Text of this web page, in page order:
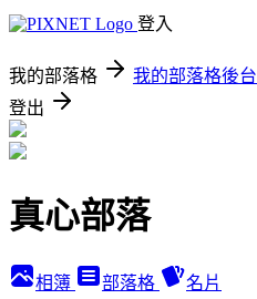
登入
我的部落格 我的部落格後台
登出
真心部落
相簿 部落格 名片